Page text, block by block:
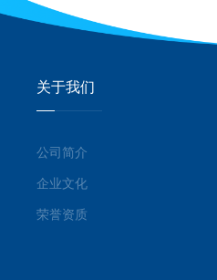
关于我们
公司简介
企业文化
荣誉资质